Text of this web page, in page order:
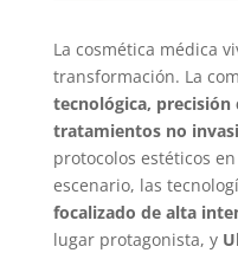
La cosmética médica
transformación. La
tecnológica, precisión
tratamientos no
protocolos estéticos
escenario, las
focalizado de alta
lugar protagonista, y